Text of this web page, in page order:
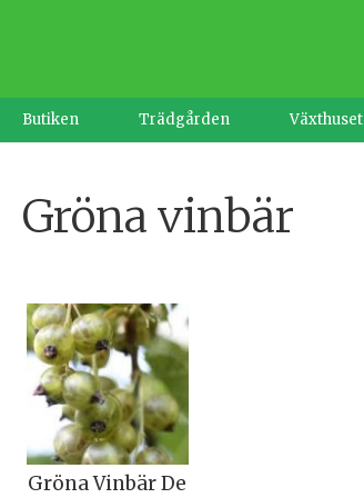
Butiken Trädgården Växthuset
Gröna vinbär
Gröna Vinbär De